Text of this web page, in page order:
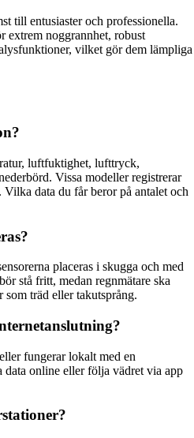
till entusiaster och professionella.
extrem noggrannhet, robust
vilket gör dem lämpliga
luftfuktighet, lufttryck,
Vissa modeller registrerar
data du får beror på antalet och
placeras i skugga och med
stå fritt, medan regnmätare ska
träd eller takutsprång.
fungerar lokalt med en
online eller följa vädret via app